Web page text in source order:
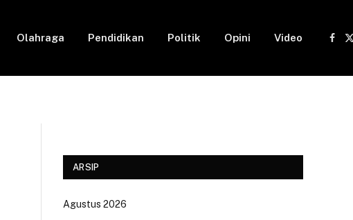
Olahraga Pendidikan Politik Opini Video
ARSIP
Agustus 2026